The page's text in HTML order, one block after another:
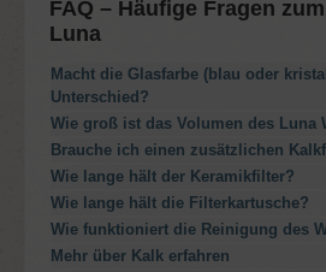
FAQ – Häufige Fragen
Luna
Macht die Glasfarbe (blau oder
Unterschied?
Wie groß ist das Volumen des Luna
Brauche ich einen zusätzlichen
Wie lange hält der Keramikfilter?
Wie lange hält die Filterkartusche?
Wie funktioniert die Reinigung des
Mehr über Kalk erfahren